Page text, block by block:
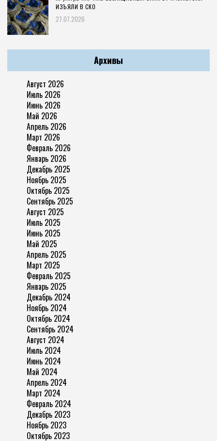
ИЗЪЯЛИ В СКО
27.07.2026
Архивы
Август 2026
Июль 2026
Июнь 2026
Май 2026
Апрель 2026
Март 2026
Февраль 2026
Январь 2026
Декабрь 2025
Ноябрь 2025
Октябрь 2025
Сентябрь 2025
Август 2025
Июль 2025
Июнь 2025
Май 2025
Апрель 2025
Март 2025
Февраль 2025
Январь 2025
Декабрь 2024
Ноябрь 2024
Октябрь 2024
Сентябрь 2024
Август 2024
Июль 2024
Июнь 2024
Май 2024
Апрель 2024
Март 2024
Февраль 2024
Декабрь 2023
Ноябрь 2023
Октябрь 2023